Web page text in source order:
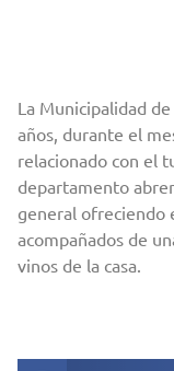
La Municipalidad
años, durante el
relacionado con el
departamento
general ofreciendo
acompañados de
vinos de la casa.